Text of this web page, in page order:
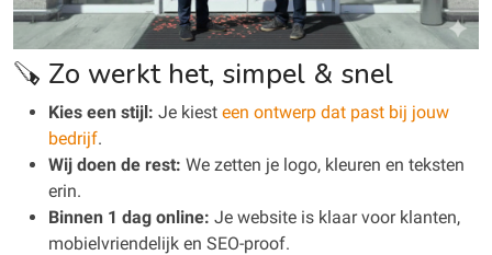
🪚 Zo werkt het, simpel & snel
Kies een stijl: Je kiest een ontwerp dat past bij jouw
bedrijf.
Wij doen de rest: We zetten je logo, kleuren en teksten
erin.
Binnen 1 dag online: Je website is klaar voor klanten,
mobielvriendelijk en SEO-proof.